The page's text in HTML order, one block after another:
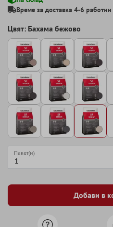
Време за доставка 4-6
Цвят: Бахама бежово
Пакет(и)
Добави в